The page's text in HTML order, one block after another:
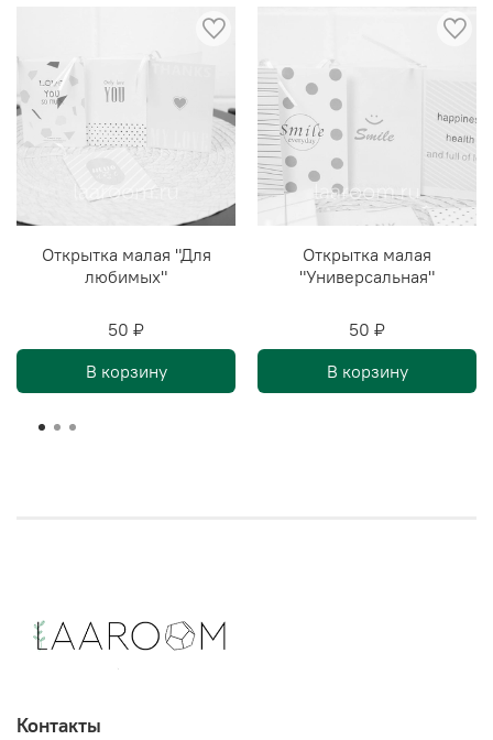
Открытка малая "Для
любимых"
50 ₽
В корзину
Открытка малая
"Универсальная"
50 ₽
В корзину
Контакты